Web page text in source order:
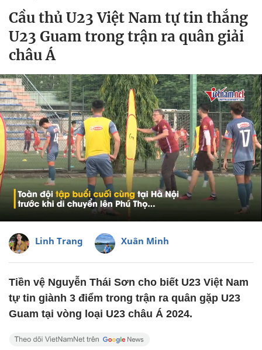
Cầu thủ U23 Việt Nam tự tin thắng
U23 Guam trong trận ra quân giải
châu Á
Linh Trang Xuân Minh
Tiền vệ Nguyễn Thái Sơn cho biết U23 Việt Nam
tự tin giành 3 điểm trong trận ra quân gặp U23
Guam tại vòng loại U23 châu Á 2024.